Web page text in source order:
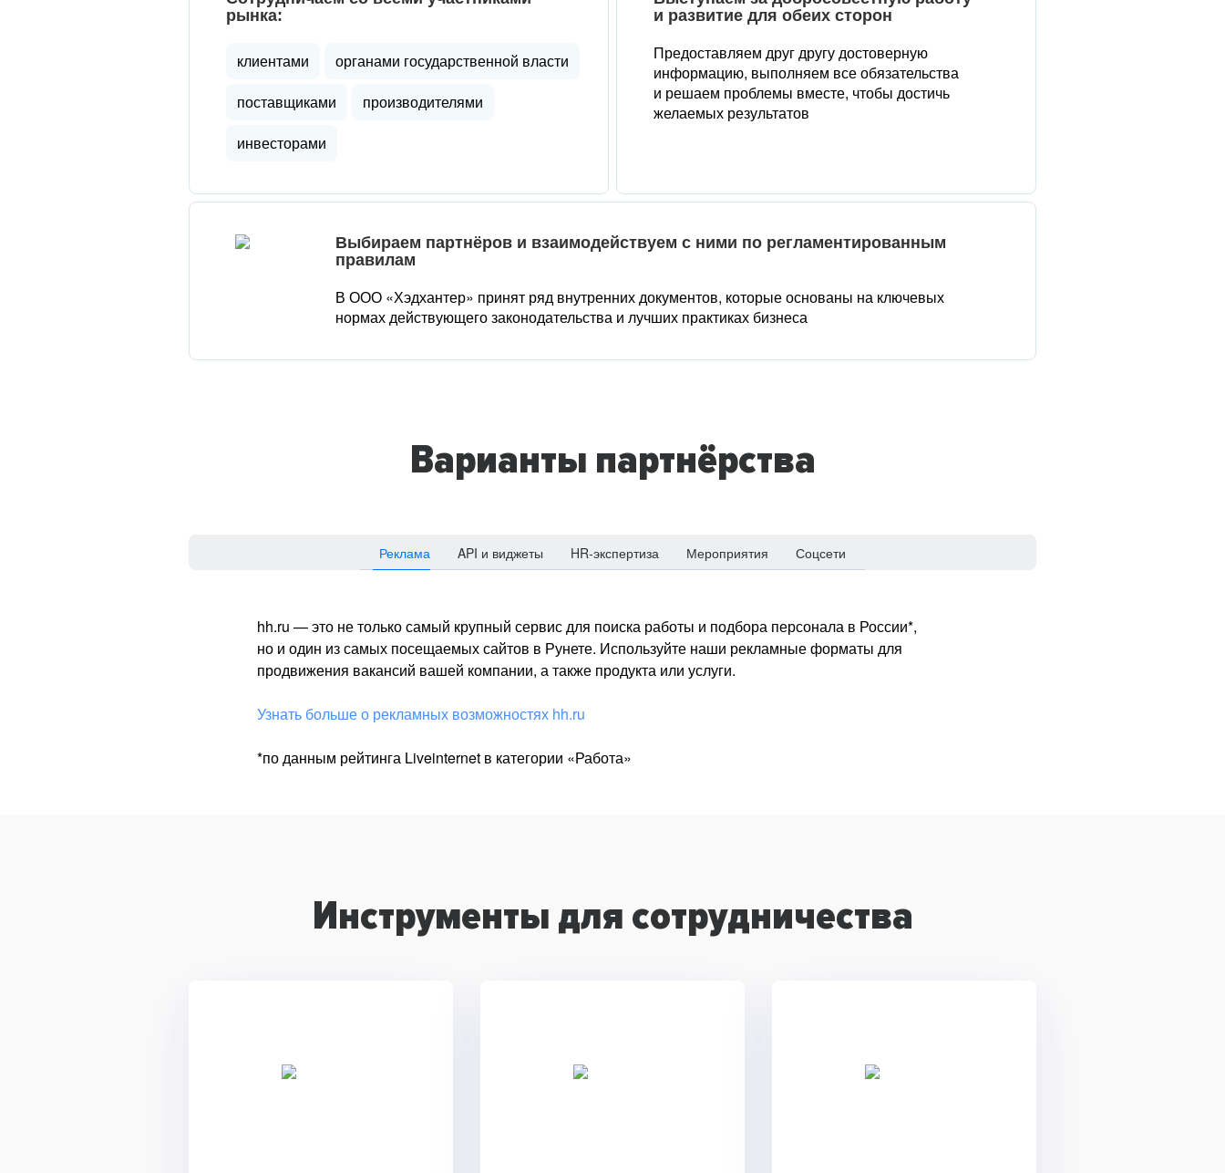
рынка:
клиентами
органами государственной власти
поставщиками
производителями
инвесторами
и развитие для обеих сторон
Предоставляем друг другу достоверную
информацию, выполняем все обязательства
и решаем проблемы вместе, чтобы достичь
желаемых результатов
Выбираем партнёров и взаимодействуем с ними по регламентированным
правилам
В ООО «Хэдхантер» принят ряд внутренних документов, которые основаны на ключевых
нормах действующего законодательства и лучших практиках бизнеса
Варианты партнёрства
Реклама API и виджеты HR-экспертиза Мероприятия Соцсети
hh.ru — это не только самый крупный сервис для поиска работы и подбора персонала в России*,
но и один из самых посещаемых сайтов в Рунете. Используйте наши рекламные форматы для
продвижения вакансий вашей компании, а также продукта или услуги.
Узнать больше о рекламных возможностях hh.ru
*по данным рейтинга Liveinternet в категории «Работа»
Инструменты для сотрудничества